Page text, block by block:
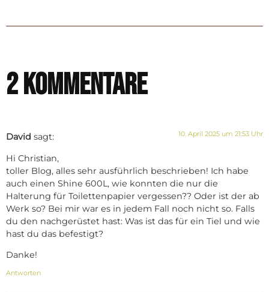
2 Kommentare
David sagt: 10. April 2025 um 21:53 Uhr
Hi Christian,
toller Blog, alles sehr ausführlich beschrieben! Ich habe
auch einen Shine 600L, wie konnten die nur die
Halterung für Toilettenpapier vergessen?? Oder ist der ab
Werk so? Bei mir war es in jedem Fall noch nicht so. Falls
du den nachgerüstet hast: Was ist das für ein Tiel und wie
hast du das befestigt?
Danke!
Antworten